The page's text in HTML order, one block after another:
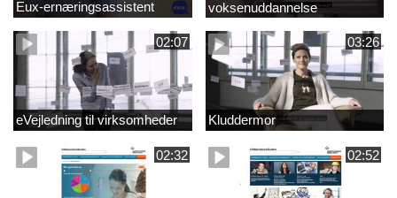
Eux-ernæringsassistent
voksenuddannelse
02:07
eVejledning til virksomheder
03:26
Kluddermor
02:32 02:52